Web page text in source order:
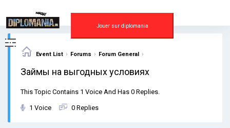
content
Jouer sur diplomania
Event List › Forums › Forum General ›
Займы на выгодных условиях
This Topic Contains 1 Voice And Has 0 Replies.
1 Voice 0 Replies